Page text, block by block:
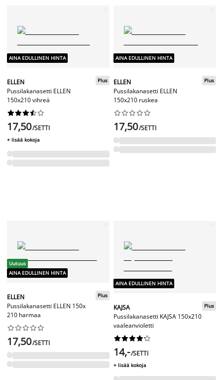
AINA EDULLINEN HINTA
ELLEN
Pussilakanasetti ELLEN
150x210 vihreä
Plus






17,50/SETTI
+ lisää kokoja
AINA EDULLINEN HINTA
ELLEN
Pussilakanasetti ELLEN
150x210 ruskea
Plus






17,50/SETTI
Uutuus
AINA EDULLINEN HINTA
ELLEN
Pussilakanasetti ELLEN 150x
210 harmaa
Plus






17,50/SETTI
AINA EDULLINEN HINTA
KAJSA
Pussilakanasetti KAJSA 150x210
vaaleanvioletti
Plus






14,-/SETTI
+ lisää kokoja